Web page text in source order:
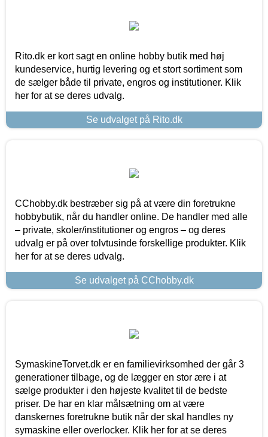
Rito.dk er kort sagt en online hobby butik med høj
kundeservice, hurtig levering og et stort sortiment som
de sælger både til private, engros og institutioner. Klik
her for at se deres udvalg.
Se udvalget på Rito.dk
CChobby.dk bestræber sig på at være din foretrukne
hobbybutik, når du handler online. De handler med alle
– private, skoler/institutioner og engros – og deres
udvalg er på over tolvtusinde forskellige produkter. Klik
her for at se deres udvalg.
Se udvalget på CChobby.dk
SymaskineTorvet.dk er en familievirksomhed der går 3
generationer tilbage, og de lægger en stor ære i at
sælge produkter i den højeste kvalitet til de bedste
priser. De har en klar målsætning om at være
danskernes foretrukne butik når der skal handles ny
symaskine eller overlocker. Klik her for at se deres